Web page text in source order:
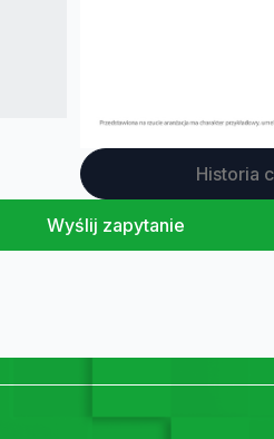
Historia
Wyślij zapytanie